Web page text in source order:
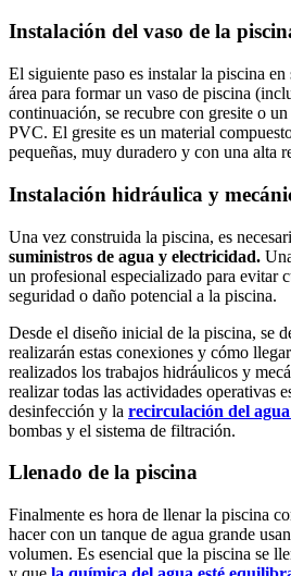
Instalación del vaso de la
El siguiente paso es instalar la piscina
área para formar un vaso de piscina
continuación, se recubre con gresite o
PVC. El gresite es un material
pequeñas, muy duradero y con una alta
Instalación hidráulica y
Una vez construida la piscina, es
suministros de agua y electricidad.
un profesional especializado para evitar
seguridad o daño potencial a la piscina.
Desde el diseño inicial de la piscina, se
realizarán estas conexiones y cómo
realizados los trabajos hidráulicos y
realizar todas las actividades operativas
desinfección y la recirculación del agua
bombas y el sistema de filtración.
Llenado de la piscina
Finalmente es hora de llenar la piscina
hacer con un tanque de agua grande
volumen. Es esencial que la piscina se